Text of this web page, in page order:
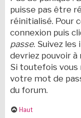
puisse pas être
réinitialisé. Pour
connexion puis
passe. Suivez
devriez pouvoir à
Si toutefois vous
votre mot de
du forum.
Haut